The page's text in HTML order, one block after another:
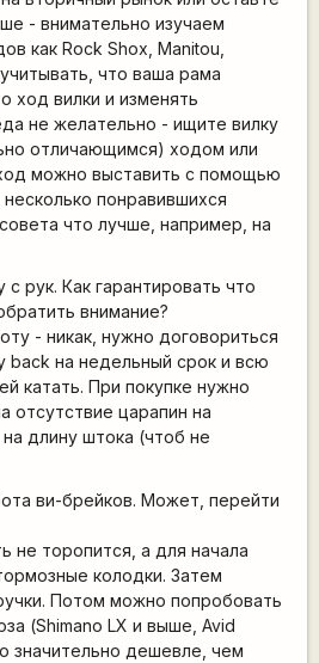
- внимательно изучаем
как Rock Shox, Manitou,
что ваша рама
ход вилки и изменять
не желательно - ищите вилку
отличающимся) ходом или
можно выставить с помощью
понравившихся
что лучше, например, на
с рук. Как гарантировать что
внимание?
- никак, нужно договориться
back на недельный срок и всю
катать. При покупке нужно
отсутствие царапин на
длину штока (чтоб не
ви-брейков. Может, перейти
не торопится, а для начала
колодки. Затем
Потом можно попробовать
(Shimano LX и выше, Avid
значительно дешевле, чем